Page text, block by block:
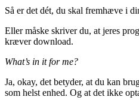
Så er det dét, du skal fremhæve i
Eller måske skriver du, at jeres
kræver download.
What’s in it for me?
Ja, okay, det betyder, at du kan
som helst enhed. Og at det ikke